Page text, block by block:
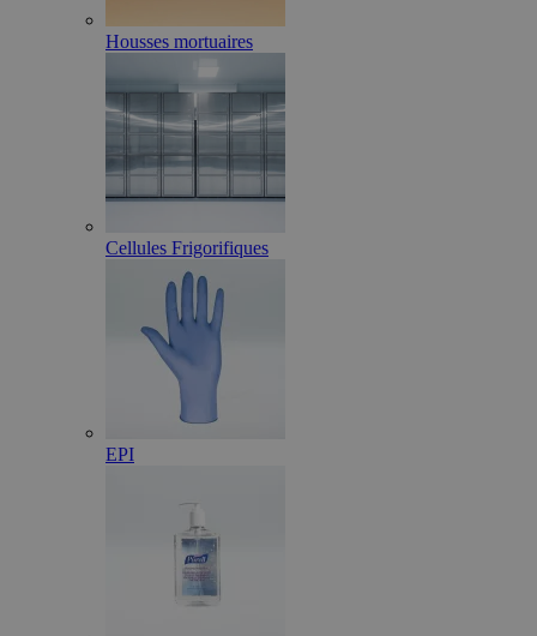
Housses mortuaires
Cellules Frigorifiques
EPI